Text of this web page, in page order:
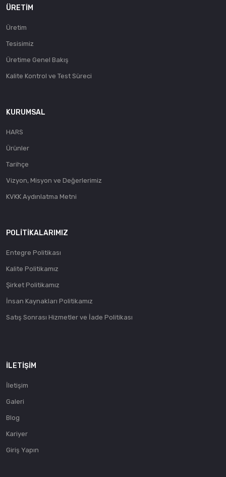
ÜRETIM
Üretim
Tesisimiz
Üretime Genel Bakış
Kalite Kontrol ve Test Süreci
KURUMSAL
HARS
Ürünler
Tarihçe
Vizyon, Misyon ve Değerlerimiz
KVKK Aydınlatma Metni
POLITIKALARIMIZ
Entegre Politikası
Kalite Politikamız
Şirket Politikamız
İnsan Kaynakları Politikamız
Satış Sonrası Hizmetler ve İade Politikası
İLETIŞIM
İletişim
Galeri
Blog
Kariyer
Giriş Yapın